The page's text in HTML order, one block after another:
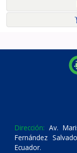
Dirección: Av.
Fernández
Ecuador.